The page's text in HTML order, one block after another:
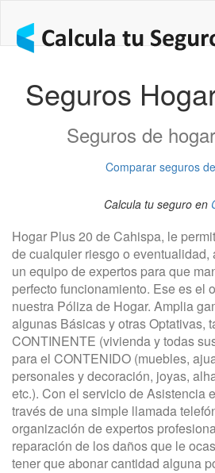
Seguros
Seguros de
Comparar seguros
Calcula tu seguro en
Hogar Plus 20 de Cahispa, le
de cualquier riesgo o eventualidad,
un equipo de expertos para que
perfecto funcionamiento. Ese es el
nuestra Póliza de Hogar. Amplia
algunas Básicas y otras Optativas,
CONTINENTE (vivienda y todas
para el CONTENIDO (muebles,
personales y decoración, joyas,
etc.). Con el servicio de Asistencia
través de una simple llamada
organización de expertos
reparación de los daños que le
tener que abonar cantidad alguna